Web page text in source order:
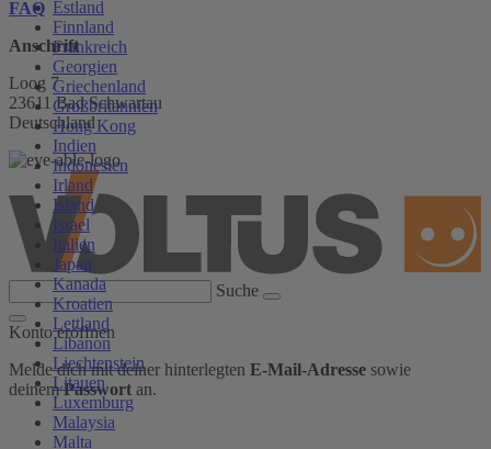
Estland
Finnland
Frankreich
Georgien
Griechenland
Großbritannien
Hong Kong
Indien
Indonesien
Irland
Island
Israel
Italien
Japan
Kanada
Kroatien
Lettland
Libanon
Liechtenstein
Litauen
Luxemburg
Malaysia
Malta
FAQ
Anschrift
Loog 7
23611 Bad Schwartau
Deutschland
Suche
Konto eröffnen
Melde dich mit deiner hinterlegten E-Mail-Adresse sowie
deinemPasswort an.